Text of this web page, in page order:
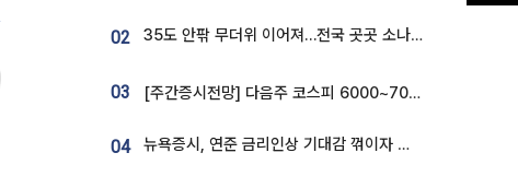
02 35도 안팎 무더위 이어져…전국 곳곳 소나기 [오늘 날씨]
03 [주간증시전망] 다음주 코스피 6000~7000⋯“外人 수급은 정책이 변수”
04 뉴욕증시, 연준 금리인상 기대감 꺾이자 상승...S&P500 사상 최고치 [종합]